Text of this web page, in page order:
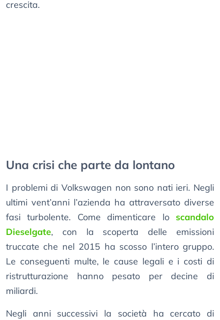
crescita.
Una crisi che parte da lontano
I problemi di Volkswagen non sono nati ieri. Negli
ultimi vent’anni l’azienda ha attraversato diverse
fasi turbolente. Come dimenticare lo scandalo
Dieselgate, con la scoperta delle emissioni
truccate che nel 2015 ha scosso l’intero gruppo.
Le conseguenti multe, le cause legali e i costi di
ristrutturazione hanno pesato per decine di
miliardi.
Negli anni successivi la società ha cercato di